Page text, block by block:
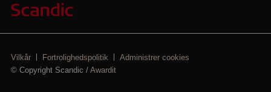
Vilkår Fortrolighedspolitik
Administrer cookies
© Copyright Scandic /Awardit